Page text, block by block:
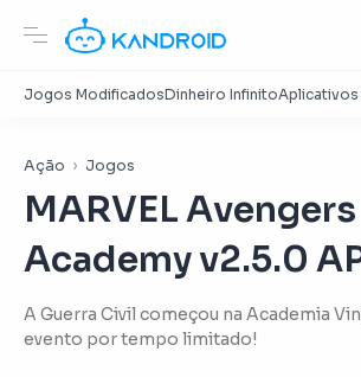
Ação Jogos
MARVEL Avengers
Academy v2.5.0
A Guerra Civil começou na Academia
evento por tempo limitado!